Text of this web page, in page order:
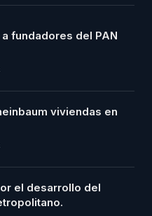
fundadores del PAN
viviendas en
el desarrollo del